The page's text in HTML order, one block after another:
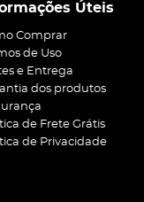
Úteis
Comprar
de Uso
e Entrega
dos produtos
de Frete Grátis
de Privacidade